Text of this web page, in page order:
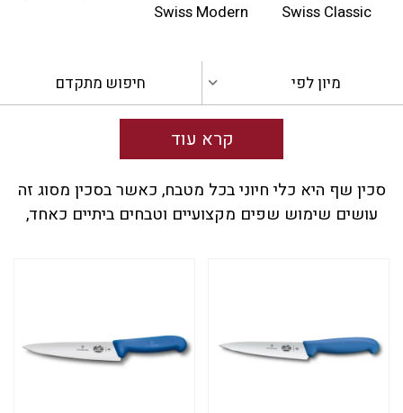
Swiss Classic
Swiss Modern
מיון לפי חיפוש מתקדם
קרא עוד
סכין שף היא כלי חיוני בכל מטבח, כאשר בסכין מסוג זה
עושים שימוש שפים מקצועיים וטבחים ביתיים כאחד,
לדוגמא, סכין שף הכוללת להב רחב ומחודד מאפשרת
תנועת נדנדה, מה שהופך אותה לאידיאלית עבור מגוון רחב